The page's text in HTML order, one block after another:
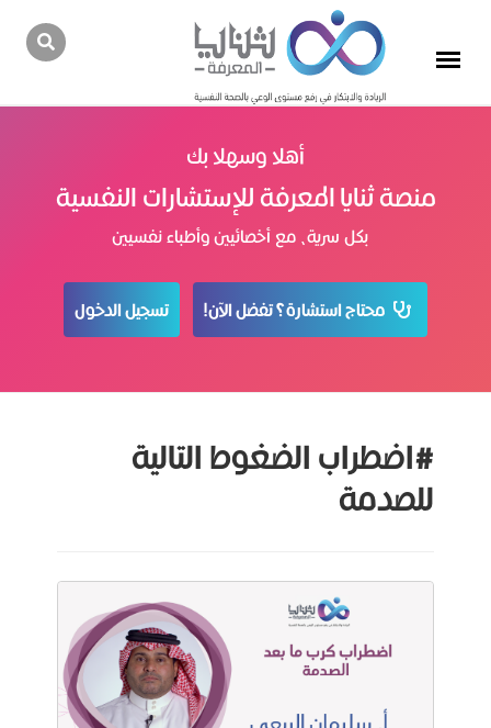
أهلا وسهلا بك
منصة ثنايا المعرفة للإستشارات النفسية
بكل سرية، مع أخصائيين وأطباء نفسيين
محتاج استشارة؟ تفضل الآن! تسجيل الدخول
#اضطراب الضغوط التالیة
للصدمة